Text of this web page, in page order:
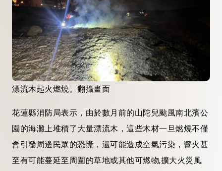
漂流木起火燃燒。翻攝畫面
花蓮縣消防局表示，由於數月前的山陀兒颱風南北濱公
園的海灘上堆積了大量漂流木，這些木材一旦燃燒不僅
會引發周邊民眾的恐慌，還可能造成空氣污染，營火甚
至有可能蔓延至周圍的草地或其他可燃物,擴大火災風